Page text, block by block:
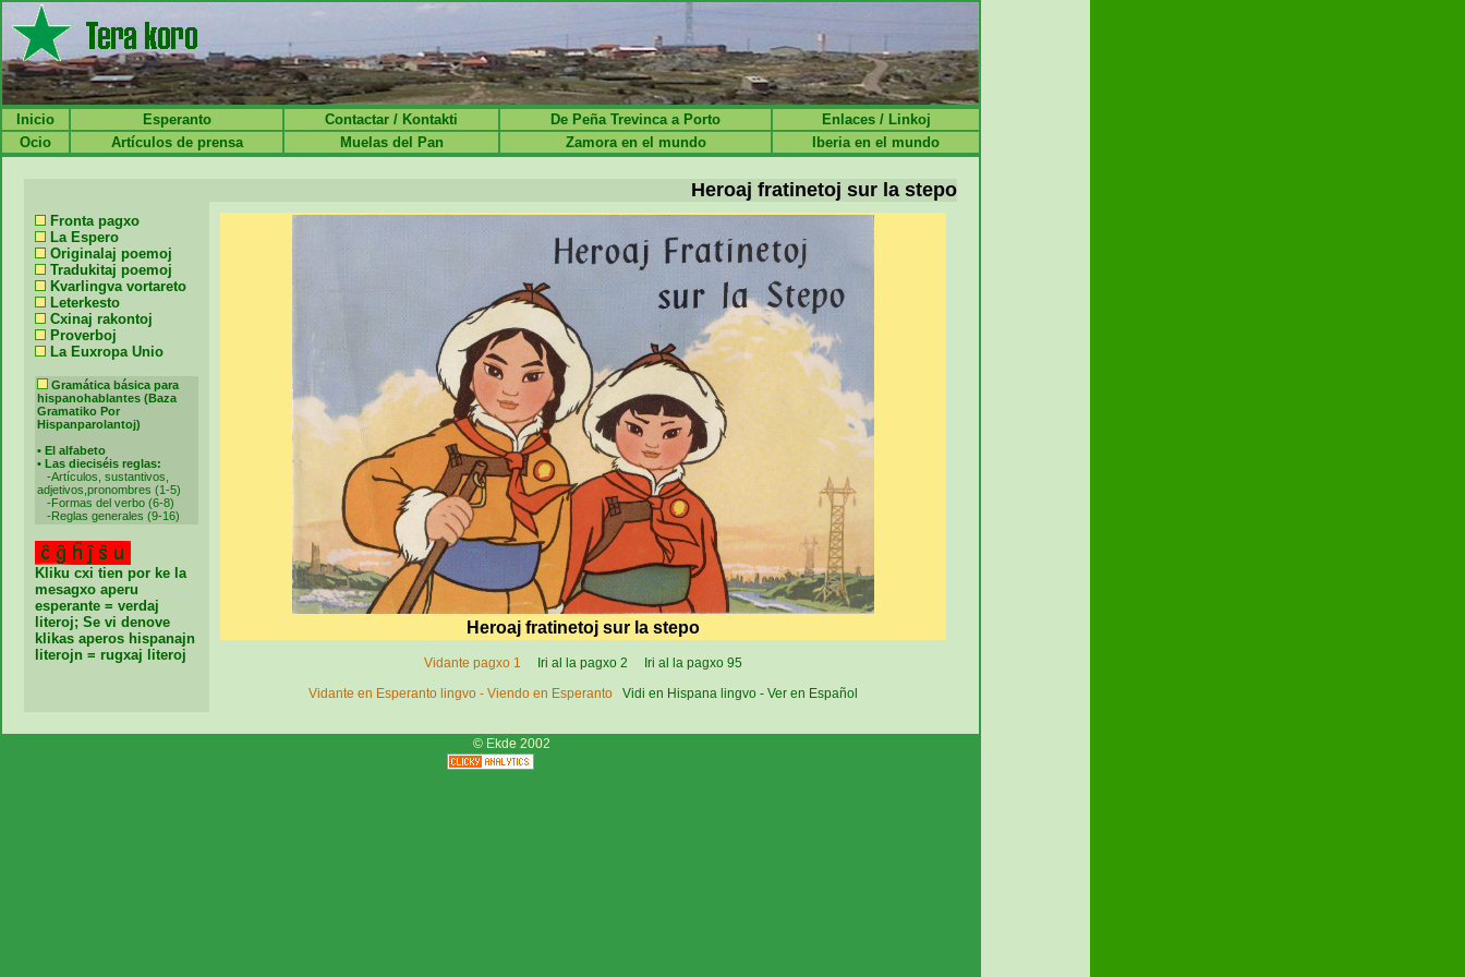
Inicio Esperanto Contactar / Kontakti De Peña Trevinca a Porto
Enlaces / Linkoj
Ocio
Artículos de prensa Muelas del Pan Zamora en el mundo Iberia en el mundo
Heroaj fratinetoj sur la stepo
Fronta pagxo
La Espero
Originalaj poemoj
Tradukitaj poemoj
Kvarlingva vortareto
Leterkesto
Cxinaj rakontoj
Proverboj
La Euxropa Unio
Gramática básica para
hispanohablantes (Baza
Gramatiko Por
Hispanparolantoj)
• El alfabeto
• Las dieciséis reglas:
-Artículos, sustantivos,
adjetivos,pronombres (1-5)
-Formas del verbo (6-8)
-Reglas generales (9-16)
Kliku cxi tien por ke la
mesagxo aperu
esperante = verdaj
literoj; Se vi denove
klikas aperos hispanajn
literojn = rugxaj literoj
Heroaj fratinetoj sur la stepo
Vidante pagxo 1 Iri al la pagxo 2
Iri al la pagxo 95
Vidante en Esperanto lingvo - Viendo en Esperanto
Vidi en Hispana lingvo - Ver en Español
© Ekde 2002